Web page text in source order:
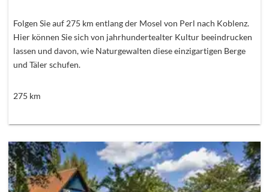
Folgen Sie auf 275 km entlang der Mosel von Perl nach Koblenz.
Hier können Sie sich von jahrhundertealter Kultur beeindrucken
lassen und davon, wie Naturgewalten diese einzigartigen Berge
und Täler schufen.
275 km